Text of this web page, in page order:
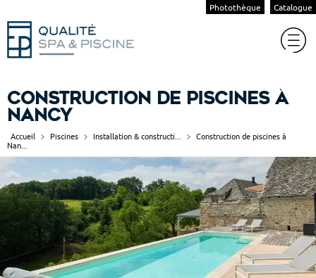
Photothèque Catalogue
Construction de piscines à
Nancy
Accueil Piscines Installation & constructi...
Construction de piscines à
Nan...